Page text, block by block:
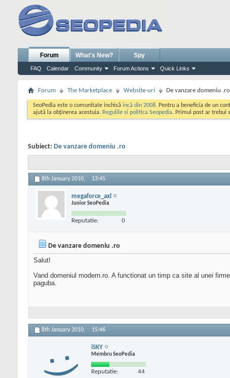
Forum
FAQ Calendar Community Forum Actions Quick Links
What's New? Spy
Forum The Marketplace Website-uri De vanzare domeniu .ro
SeoPedia este o comunitate inchisă incă din 2008. Pentru a beneficia de un
ajută la obținerea acestuia. Regulile si politica Seopedia. Primul post ar trebui
Subiect: De vanzare domeniu .ro
8th January 2010, 13:45
megaforce_axl
Junior SeoPedia
Reputatie: 0
De vanzare domeniu .ro
Salut!
Vand domeniul modern.ro. A functionat un timp ca site al unei
paguba.
8th January 2010, 15:46
iSKY
Membru SeoPedia
Reputatie: 44